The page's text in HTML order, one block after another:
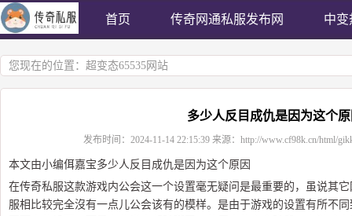
首页 传奇网通私服发布网 中变
您现在的位置： 超变态65535网站
多少人反目成仇是因为这个
发布时间： 2024-11-14 22:15:39来源： http://www.cf98k.cn/html/
本文由小编佴嘉宝多少人反目成仇是因为这个原因
在传奇私服这款游戏内公会这一个设置毫无疑问是最重要的，虽说其
服相比较完全沒有一点儿公会该有的模样。是由于游戏的设置有所不